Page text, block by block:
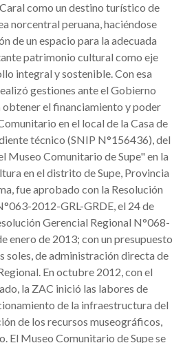
como un destino turístico de
norcentral peruana, haciéndose
de un espacio para la adecuada
patrimonio cultural como eje
integral y sostenible. Con esa
gestiones ante el Gobierno
obtener el financiamiento y poder
en el local de la Casa de
técnico (SNIP N°156436), del
Museo Comunitario de Supe" en la
en el distrito de Supe, Provincia
fue aprobado con la Resolución
2012-GRL-GRDE, el 24 de
Gerencial Regional N°068-
enero de 2013; con un presupuesto
soles, de administración directa de
En octubre 2012, con el
la ZAC inició las labores de
de la infraestructura del
de los recursos museográficos,
El Museo Comunitario de Supe se